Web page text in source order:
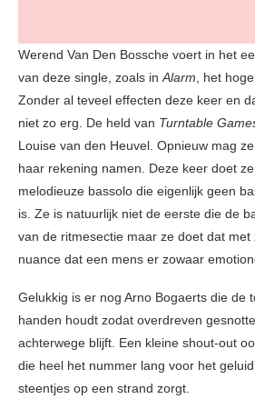
Werend Van Den Bossche voert in het
van deze single, zoals inAlarm, het
Zonder al teveel effecten deze keer en
niet zo erg. De held van Turntable
Louise van den Heuvel. Opnieuw mag
haar rekening namen. Deze keer doet
melodieuze bassolo die eigenlijk geen
is. Ze is natuurlijk niet de eerste die de
van de ritmesectie maar ze doet dat met
nuance dat een mens er zowaar
Gelukkig is er nog Arno Bogaerts die de
handen houdt zodat overdreven
achterwege blijft. Een kleine shout-out
die heel het nummer lang voor het
steentjes op een strand zorgt.